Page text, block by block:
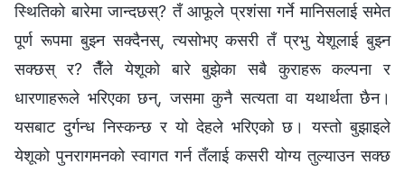
स्थितिको बारेमा जान्दछस्? तँ आफूले प्रशंसा गर्ने मानिसलाई समेत
पूर्ण रूपमा बुझ्न सक्दैनस्, त्यसोभए कसरी तँ प्रभु येशूलाई बुझ्न
सक्छस् र? तैँले येशूको बारे बुझेका सबै कुराहरू कल्पना र
धारणाहरूले भरिएका छन्, जसमा कुनै सत्यता वा यथार्थता छैन।
यसबाट दुर्गन्ध निस्कन्छ र यो देहले भरिएको छ। यस्तो बुझाइले
येशूको पुनरागमनको स्वागत गर्न तँलाई कसरी योग्य तुल्याउन सक्छ